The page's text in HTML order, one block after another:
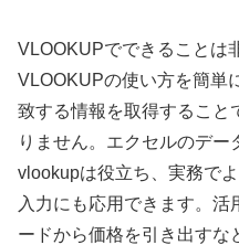
VLOOKUPでできることは
VLOOKUPの使い方を簡単
致する情報を取得すること
りません。エクセルのデー
vlookupは役立ち、実務で
入力にも応用できます。活
ードから価格を引き出すな